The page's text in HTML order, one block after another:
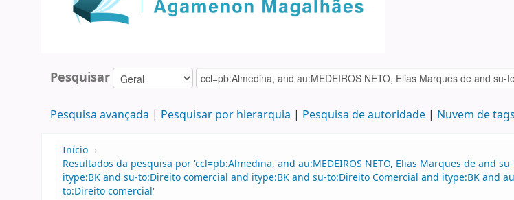
Pesquisar
Pesquisa avançada Pesquisar por hierarquia Pesquisa de autoridade Nuvem de tags
Início ›
Resultados da pesquisa por 'ccl=pb:Almedina, and au:MEDEIROS NETO, Elias Marques de and
itype:BK and su-to:Direito comercial and itype:BK and su-to:Direito Comercial and itype:BK and
to:Direito comercial'